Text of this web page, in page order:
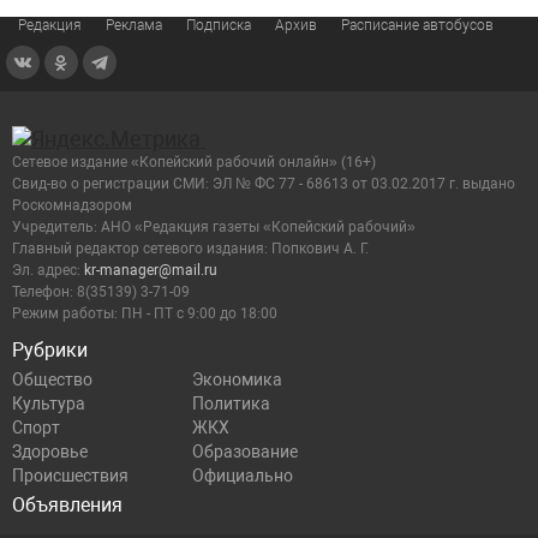
Редакция Реклама Подписка Архив Расписание автобусов
Рубрики
Общество
Экономика
Культура
Политика
Спорт
ЖКХ
Здоровье
Образование
Происшествия
Официально
Объявления
Сетевое издание «Копейский рабочий онлайн» (16+)
Cвид-во о регистрации СМИ: ЭЛ № ФС 77 - 68613 от 03.02.2017 г. выдано
Роскомнадзором
Учредитель: АНО «Редакция газеты «Копейский рабочий»
Главный редактор сетевого издания: Попкович А. Г.
Эл. адрес: kr-manager@mail.ru
Телефон: 8(35139) 3-71-09
Режим работы: ПН - ПТ с 9:00 до 18:00